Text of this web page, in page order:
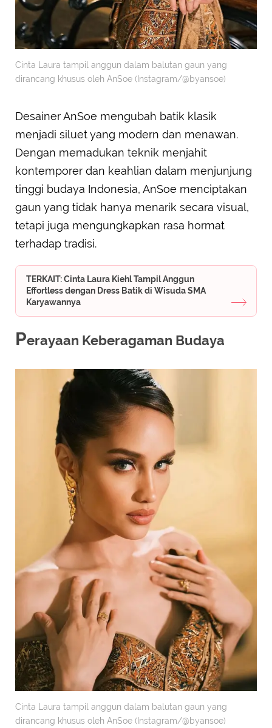
Cinta Laura tampil anggun dalam balutan gaun yang
dirancang khusus oleh AnSoe (Instagram/@byansoe)
Desainer AnSoe mengubah batik klasik
menjadi siluet yang modern dan menawan.
Dengan memadukan teknik menjahit
kontemporer dan keahlian dalam menjunjung
tinggi budaya Indonesia, AnSoe menciptakan
gaun yang tidak hanya menarik secara visual,
tetapi juga mengungkapkan rasa hormat
terhadap tradisi.
TERKAIT: Cinta Laura Kiehl Tampil Anggun
Effortless dengan Dress Batik di Wisuda SMA
Karyawannya
Perayaan Keberagaman Budaya
Cinta Laura tampil anggun dalam balutan gaun yang
dirancang khusus oleh AnSoe (Instagram/@byansoe)